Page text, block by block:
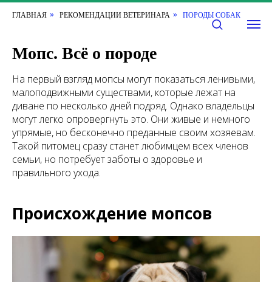
ГЛАВНАЯ » РЕКОМЕНДАЦИИ ВЕТЕРИНАРА » ПОРОДЫ СОБАК
Мопс. Всё о породе
На первый взгляд мопсы могут показаться ленивыми,
малоподвижными существами, которые лежат на
диване по несколько дней подряд. Однако владельцы
могут легко опровергнуть это. Они живые и немного
упрямые, но бесконечно преданные своим хозяевам.
Такой питомец сразу станет любимцем всех членов
семьи, но потребует заботы о здоровье и
правильного ухода.
Происхождение мопсов